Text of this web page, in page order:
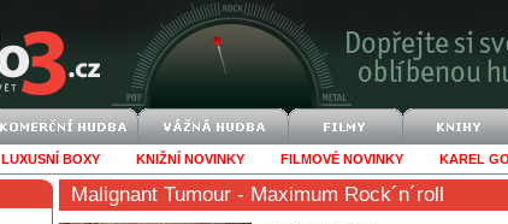
LUXUSNÍ BOXY KNIŽNÍ NOVINKY FILMOVÉ NOVINKY KAREL
Malignant Tumour - Maximum Rock´n´roll